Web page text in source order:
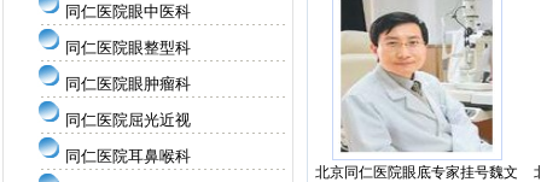
同仁医院眼中医科
同仁医院眼整型科
同仁医院眼肿瘤科
同仁医院屈光近视
同仁医院耳鼻喉科
北京同仁医院眼底专家挂号魏文